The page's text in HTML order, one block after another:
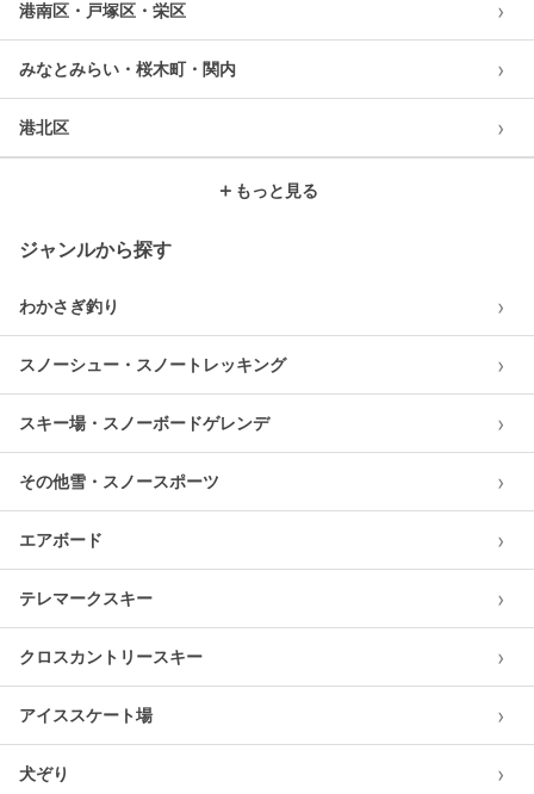
港南区・戸塚区・栄区 ›
みなとみらい・桜木町・関内 ›
港北区 ›
＋ もっと見る
ジャンルから探す
わかさぎ釣り ›
スノーシュー・スノートレッキング ›
スキー場・スノーボードゲレンデ ›
その他雪・スノースポーツ ›
エアボード ›
テレマークスキー ›
クロスカントリースキー ›
アイススケート場 ›
犬ぞり ›